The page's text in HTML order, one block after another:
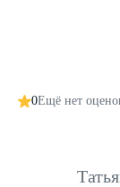
0Ещё нет